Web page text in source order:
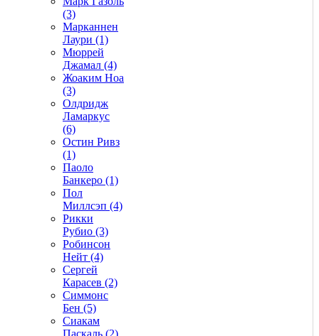
(3)
Марканнен
Лаури (1)
Мюррей
Джамал (4)
Жоаким Ноа
(3)
Олдридж
Ламаркус
(6)
Остин Ривз
(1)
Паоло
Банкеро (1)
Пол
Миллсэп (4)
Рикки
Рубио (3)
Робинсон
Нейт (4)
Сергей
Карасев (2)
Симмонс
Бен (5)
Сиакам
Паскаль (2)